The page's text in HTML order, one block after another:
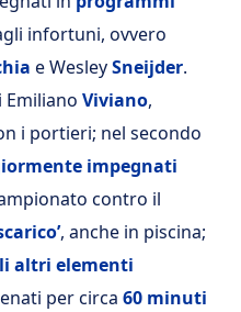
infortuni, ovvero
e WesleySneijder.
Emiliano Viviano,
i portieri; nel secondo
impegnati
contro il
, anche in piscina;
altri elementi
per circa 60 minuti